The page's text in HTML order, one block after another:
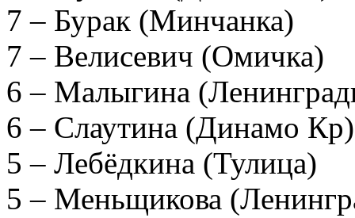
7 – Бурак (Минчанка)
7 – Велисевич (Омичка)
6 – Малыгина
6 – Слаутина (Динамо Кр)
5 – Лебёдкина (Тулица)
5 – Меньщикова